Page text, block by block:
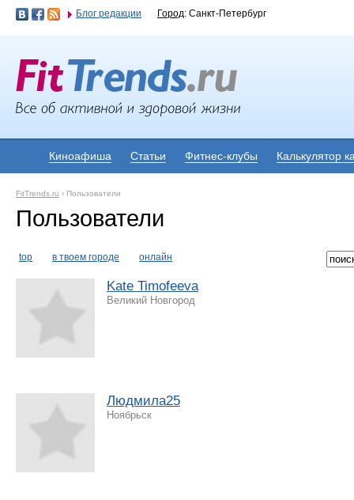
Блог редакции Город: Санкт-Петербург
Киноафиша Статьи Фитнес-клубы Калькулятор
FitTrends.ru › Пользователи
Пользователи
top в твоем городе онлайн
Kate Timofeeva
Великий Новгород
Людмила25
Ноябрьск